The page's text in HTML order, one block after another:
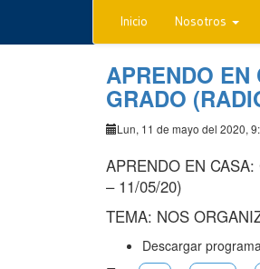
Inicio Nosotros
APRENDO EN
GRADO
Lun, 11 de mayo del 2020,
APRENDO EN
– 11/05/20)
TEMA: NOS
Descargar